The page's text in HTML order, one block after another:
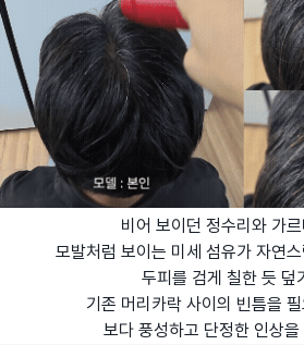
비어 보이던 정수리와 가르
모발처럼 보이는 미세 섬유가 자연
두피를 검게 칠한 듯 덮
기존 머리카락 사이의 빈틈을
보다 풍성하고 단정한 인상